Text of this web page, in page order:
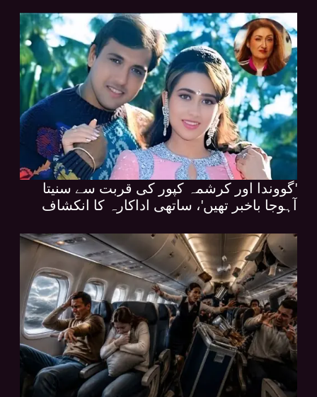
'گووندا اور کرشمہ کپور کی قربت سے سنیتا
آہوجا باخبر تھیں'، ساتھی اداکارہ کا انکشاف